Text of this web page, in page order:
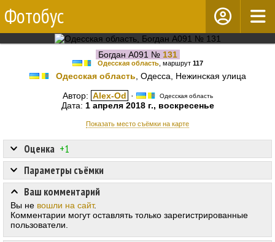
Фотобус
Богдан А091 № 131
Одесская область, маршрут 117
Одесская область , Одесса, Нежинская улица
Автор: Alex-Od · Одесская область
Дата: 1 апреля 2018 г., воскресенье
Показать место съёмки на карте
Оценка +1
Параметры съёмки
Ваш комментарий
Вы не вошли на сайт.
Комментарии могут оставлять только зарегистрированные
пользователи.